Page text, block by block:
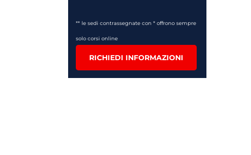
** le sedi contrassegnate con * offrono sempre
solo corsi online
RICHIEDI INFORMAZIONI